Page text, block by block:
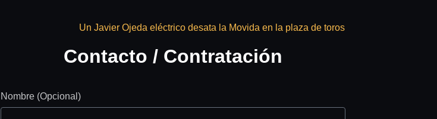
Un Javier Ojeda eléctrico desata la Movida en la plaza de toros
Contacto / Contratación
Nombre (Opcional)